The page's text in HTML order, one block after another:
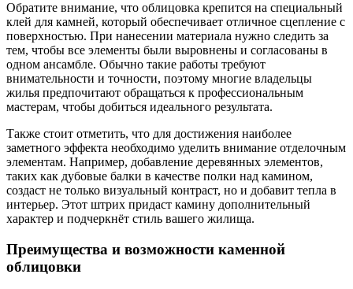
Обратите внимание, что облицовка крепится на специальный
клей для камней, который обеспечивает отличное сцепление с
поверхностью. При нанесении материала нужно следить за
тем, чтобы все элементы были выровнены и согласованы в
одном ансамбле. Обычно такие работы требуют
внимательности и точности, поэтому многие владельцы
жилья предпочитают обращаться к профессиональным
мастерам, чтобы добиться идеального результата.
Также стоит отметить, что для достижения наиболее
заметного эффекта необходимо уделить внимание отделочным
элементам. Например, добавление деревянных элементов,
таких как дубовые балки в качестве полки над камином,
создаст не только визуальный контраст, но и добавит тепла в
интерьер. Этот штрих придаст камину дополнительный
характер и подчеркнёт стиль вашего жилища.
Преимущества и возможности каменной
облицовки